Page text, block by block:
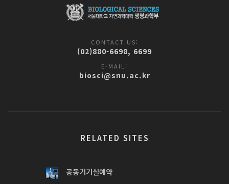
CONTACT US:
(02)880-6698, 6699
E-MAIL:
biosci@snu.ac.kr
RELATED SITES
공동기기실예약